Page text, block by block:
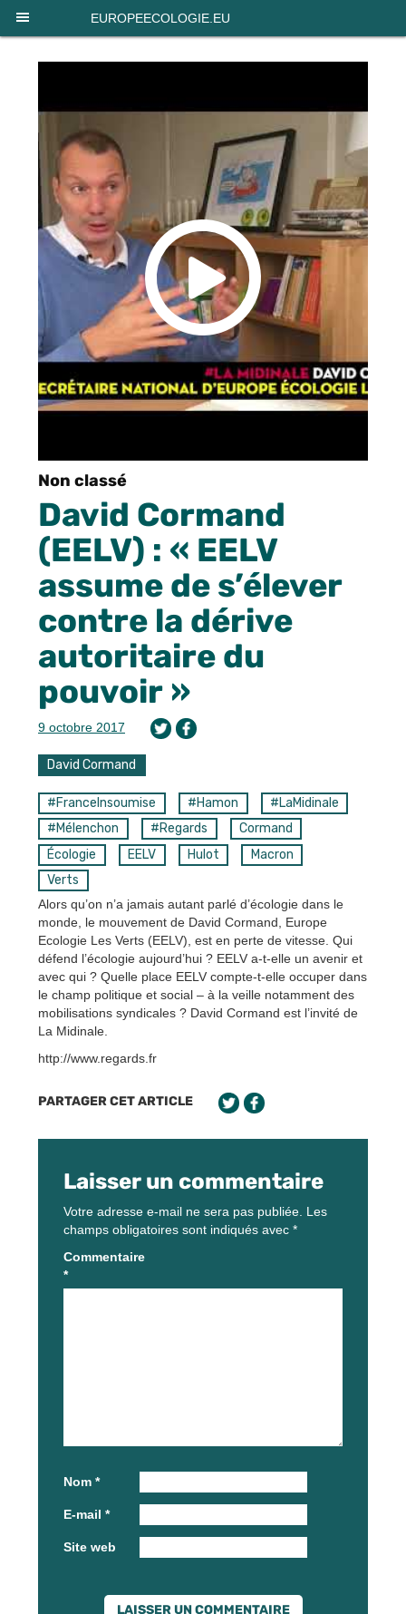
EUROPEECOLOGIE.EU
Non classé
David Cormand
(EELV) : « EELV
assume de s’élever
contre la dérive
autoritaire du
pouvoir »
9 octobre 2017
David Cormand
#FranceInsoumise #Hamon
#LaMidinale
#Mélenchon
#Regards
Cormand
Écologie
EELV Hulot
Macron
Verts
Alors qu’on n’a jamais autant parlé d’écologie dans le
monde, le mouvement de David Cormand, Europe
Ecologie Les Verts (EELV), est en perte de vitesse. Qui
défend l’écologie aujourd’hui ? EELV a-t-elle un avenir et
avec qui ? Quelle place EELV compte-t-elle occuper dans
le champ politique et social – à la veille notamment des
mobilisations syndicales ? David Cormand est l’invité de
La Midinale.
http://www.regards.fr
PARTAGER CET ARTICLE
Laisser un commentaire
Votre adresse e-mail ne sera pas publiée. Les
champs obligatoires sont indiqués avec *
Commentaire
*
Nom *
E-mail *
Site web